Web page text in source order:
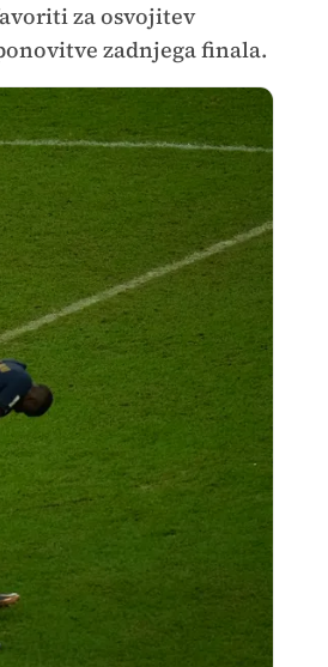
za osvojitev
zadnjega finala.